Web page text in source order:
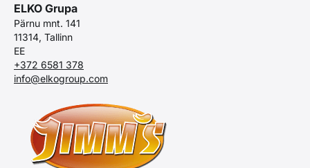
ELKO Grupa
Pärnu mnt. 141
11314, Tallinn
EE
+372 6581 378
info@elkogroup.com